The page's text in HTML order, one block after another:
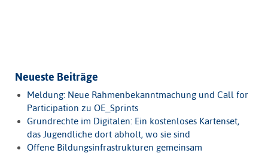
Neueste Beiträge
Meldung: Neue Rahmenbekanntmachung und Call for
Participation zu OE_Sprints
Grundrechte im Digitalen: Ein kostenloses Kartenset,
das Jugendliche dort abholt, wo sie sind
Offene Bildungsinfrastrukturen gemeinsam